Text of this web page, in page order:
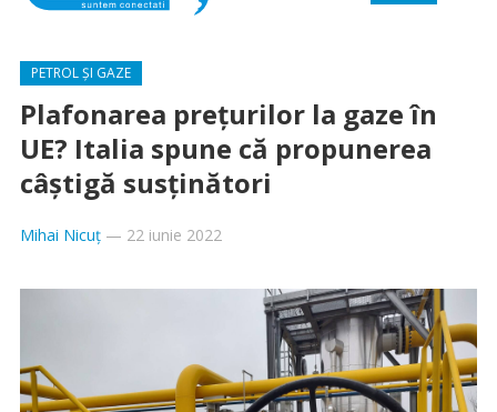
PETROL ȘI GAZE
Plafonarea prețurilor la gaze în
UE? Italia spune că propunerea
câștigă susținători
Mihai Nicuț— 22 iunie 2022